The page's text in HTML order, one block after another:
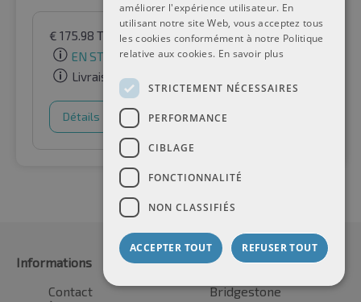
€ 175.98 TVA inclusepar Auto-Raifen GmbH
EN STOCK
Livraison gratuite
Détails Panier d'achat
Informations
Contact
Fabricant
Bridgestone
améliorer l'expérience utilisateur. En
utilisant notre site Web, vous acceptez tous
les cookies conformément à notre Politique
relative aux cookies. En savoir plus
STRICTEMENT NÉCESSAIRES
PERFORMANCE
CIBLAGE
FONCTIONNALITÉ
NON CLASSIFIÉS
ACCEPTER TOUT REFUSER TOUT